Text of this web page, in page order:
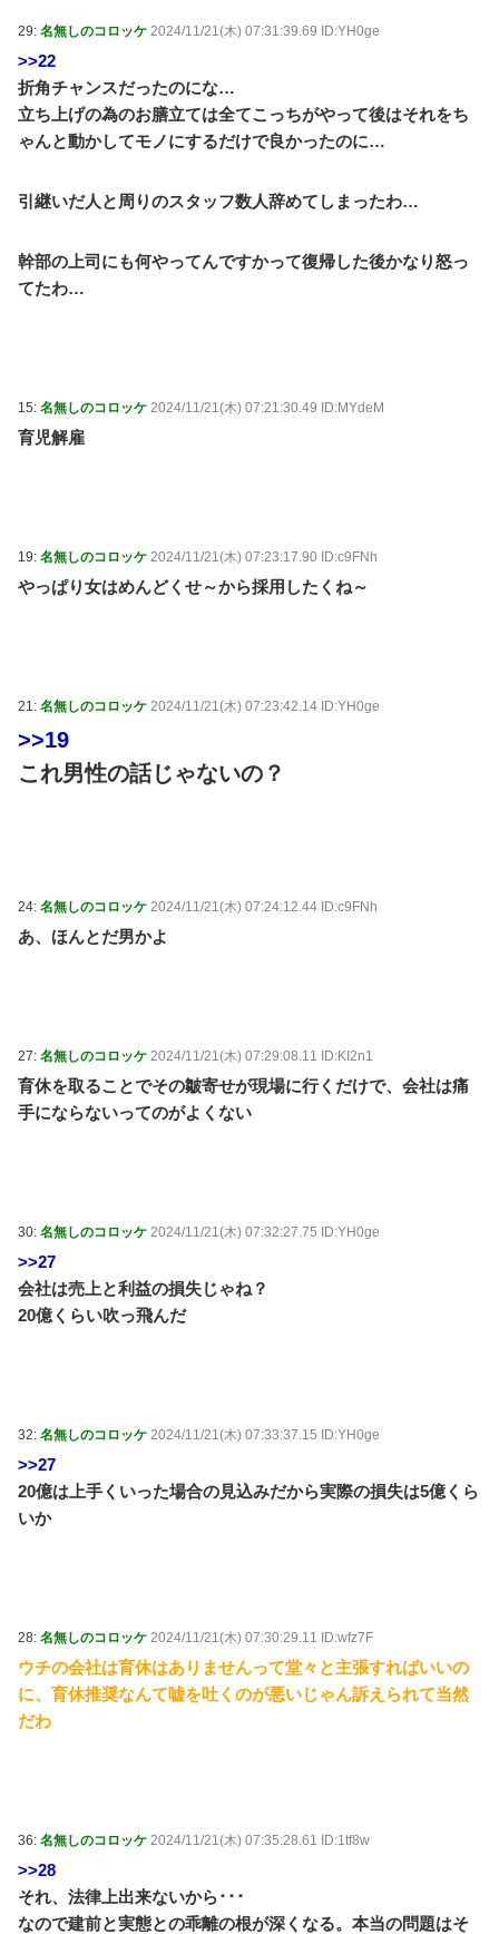
29: 名無しのコロッケ 2024/11/21(木) 07:31:39.69 ID:YH0ge
>>22
折角チャンスだったのにな…
立ち上げの為のお膳立ては全てこっちがやって後はそれをち
ゃんと動かしてモノにするだけで良かったのに…
引継いだ人と周りのスタッフ数人辞めてしまったわ…
幹部の上司にも何やってんですかって復帰した後かなり怒っ
てたわ…
15: 名無しのコロッケ 2024/11/21(木) 07:21:30.49 ID:MYdeM
育児解雇
19: 名無しのコロッケ 2024/11/21(木) 07:23:17.90 ID:c9FNh
やっぱり女はめんどくせ～から採用したくね～
21: 名無しのコロッケ 2024/11/21(木) 07:23:42.14 ID:YH0ge
>>19
これ男性の話じゃないの？
24: 名無しのコロッケ 2024/11/21(木) 07:24:12.44 ID:c9FNh
あ、ほんとだ男かよ
27: 名無しのコロッケ 2024/11/21(木) 07:29:08.11 ID:KI2n1
育休を取ることでその皺寄せが現場に行くだけで、会社は痛
手にならないってのがよくない
30: 名無しのコロッケ 2024/11/21(木) 07:32:27.75 ID:YH0ge
>>27
会社は売上と利益の損失じゃね？
20億くらい吹っ飛んだ
32: 名無しのコロッケ 2024/11/21(木) 07:33:37.15 ID:YH0ge
>>27
20億は上手くいった場合の見込みだから実際の損失は5億くら
いか
28: 名無しのコロッケ 2024/11/21(木) 07:30:29.11 ID:wfz7F
ウチの会社は育休はありませんって堂々と主張すればいいの
に、育休推奨なんて嘘を吐くのが悪いじゃん訴えられて当然
だわ
36: 名無しのコロッケ 2024/11/21(木) 07:35:28.61 ID:1tf8w
>>28
それ、法律上出来ないから･･･
なので建前と実態との乖離の根が深くなる。本当の問題はそ